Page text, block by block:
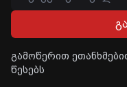
გამოწერით
წესებს